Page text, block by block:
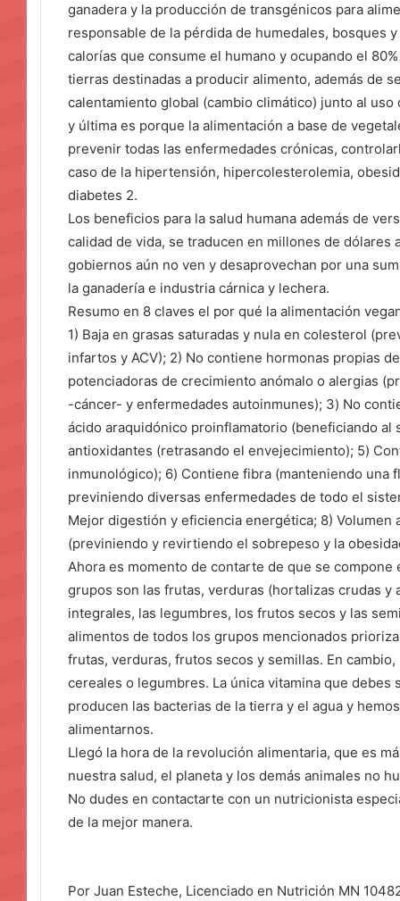
ganadera y la producción de transgénicos para
responsable de la pérdida de humedales, bosques
calorías que consume el humano y ocupando el
tierras destinadas a producir alimento, además de
calentamiento global (cambio climático) junto al
y última es porque la alimentación a base de
prevenir todas las enfermedades crónicas,
caso de la hipertensión, hipercolesterolemia,
diabetes 2.
Los beneficios para la salud humana además de
calidad de vida, se traducen en millones de dólares
gobiernos aún no ven y desaprovechan por una
la ganadería e industria cárnica y lechera.
Resumo en 8 claves el por qué la alimentación
1) Baja en grasas saturadas y nula en colesterol
infartos y ACV); 2) No contiene hormonas propias
potenciadoras de crecimiento anómalo o alergias
-cáncer- y enfermedades autoinmunes); 3) No
ácido araquidónico proinflamatorio (beneficiando
antioxidantes (retrasando el envejecimiento); 5)
inmunológico); 6) Contiene fibra (manteniendo
previniendo diversas enfermedades de todo el
Mejor digestión y eficiencia energética; 8) Volumen
(previniendo y revirtiendo el sobrepeso y la
Ahora es momento de contarte de que se compone
grupos son las frutas, verduras (hortalizas crudas
integrales, las legumbres, los frutos secos y las
alimentos de todos los grupos mencionados
frutas, verduras, frutos secos y semillas. En
cereales o legumbres. La única vitamina que debes
producen las bacterias de la tierra y el agua y
alimentarnos.
Llegó la hora de la revolución alimentaria, que es
nuestra salud, el planeta y los demás animales no
No dudes en contactarte con un nutricionista
de la mejor manera.
Por Juan Esteche, Licenciado en Nutrición MN